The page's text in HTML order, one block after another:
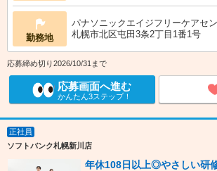
勤務地
パナソニックエイジフリーケアセ
札幌市北区屯田3条2丁目1番1号
応募締め切り2026/10/31まで
応募画面へ進む
かんたん3ステップ！
正社員
ソフトバンク札幌新川店
年休108日以上◎やさしい研